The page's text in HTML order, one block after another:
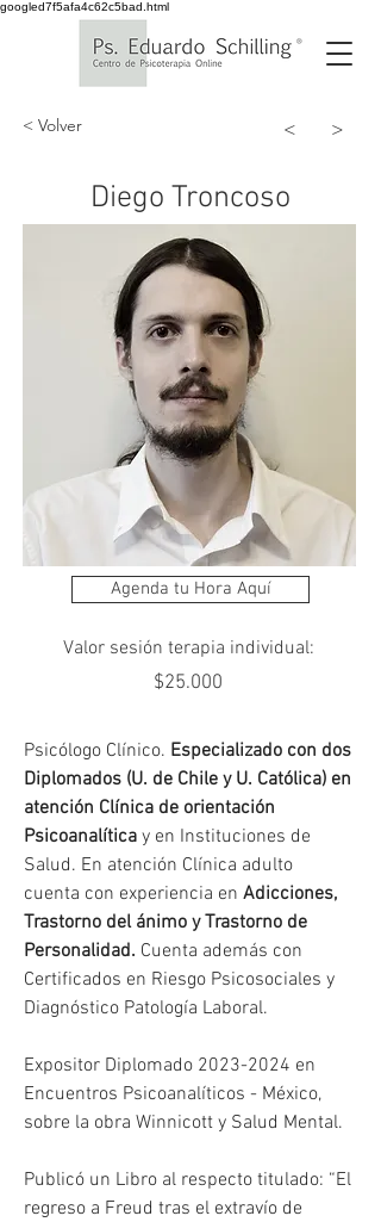
googled7f5afa4c62c5bad.html
< Volver < >
Diego Troncoso
Agenda tu Hora Aquí
Valor sesión terapia individual:
$25.000
Psicólogo Clínico. Especializado con dos
Diplomados (U. de Chile y U. Católica) en
atención Clínica de orientación
Psicoanalítica y en Instituciones de
Salud. En atención Clínica adulto
cuenta con experiencia en Adicciones,
Trastorno del ánimo y Trastorno de
Personalidad. Cuenta además con
Certificados en Riesgo Psicosociales y
Diagnóstico Patología Laboral.
Expositor Diplomado 2023-2024 en
Encuentros Psicoanalíticos - México,
sobre la obra Winnicott y Salud Mental.
Publicó un Libro al respecto titulado: “El
regreso a Freud tras el extravío de